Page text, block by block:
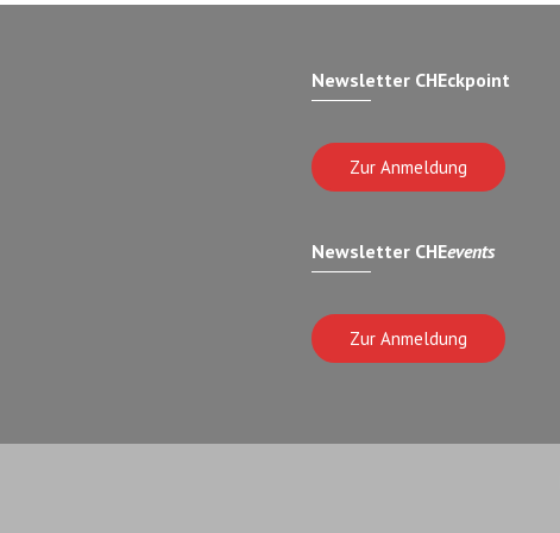
Newsletter CHEckpoint
Zur Anmeldung
Newsletter CHEevents
Zur Anmeldung